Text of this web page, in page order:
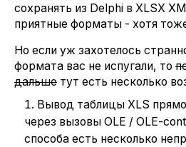
сохранять из Delphi в XLSX
приятные форматы - хотя
Но если уж захотелось
формата вас не испугали, то
дальше тут есть несколько
Вывод таблицы XLS
через вызовы OLE / OLE-
способа есть несколько